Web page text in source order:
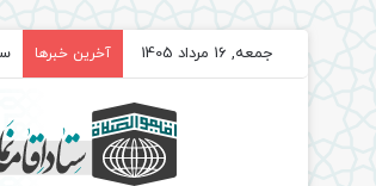
جمعه, 16 مرداد 1405 آخرین خبرها